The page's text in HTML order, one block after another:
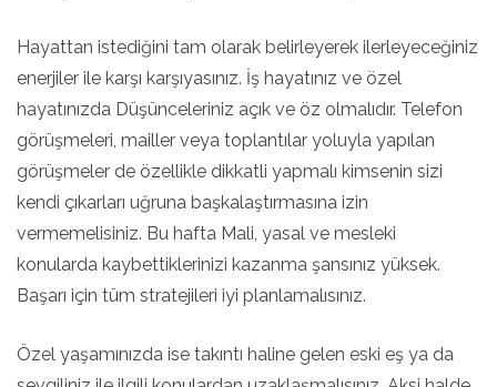
Hayattan istediğini tam olarak belirleyerek ilerleyeceğiniz
enerjiler ile karşı karşıyasınız. İş hayatınız ve özel
hayatınızda Düşünceleriniz açık ve öz olmalıdır. Telefon
görüşmeleri, mailler veya toplantılar yoluyla yapılan
görüşmeler de özellikle dikkatli yapmalı kimsenin sizi
kendi çıkarları uğruna başkalaştırmasına izin
vermemelisiniz. Bu hafta Mali, yasal ve mesleki
konularda kaybettiklerinizi kazanma şansınız yüksek.
Başarı için tüm stratejileri iyi planlamalısınız.
Özel yaşamınızda ise takıntı haline gelen eski eş ya da